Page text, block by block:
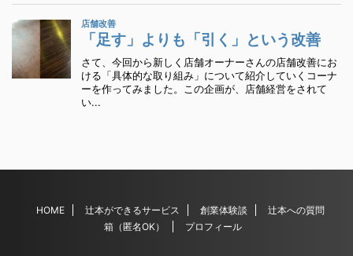
HOME 辻本ができるサービス 創業体験談
辻本への質問
箱（匿名OK）
プロフィール